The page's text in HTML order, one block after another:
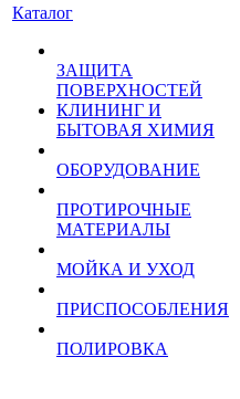
Каталог
ЗАЩИТА
ПОВЕРХНОСТЕЙ
КЛИНИНГ И
БЫТОВАЯ ХИМИЯ
ОБОРУДОВАНИЕ
ПРОТИРОЧНЫЕ
МАТЕРИАЛЫ
МОЙКА И УХОД
ПРИСПОСОБЛЕНИЯ
ПОЛИРОВКА